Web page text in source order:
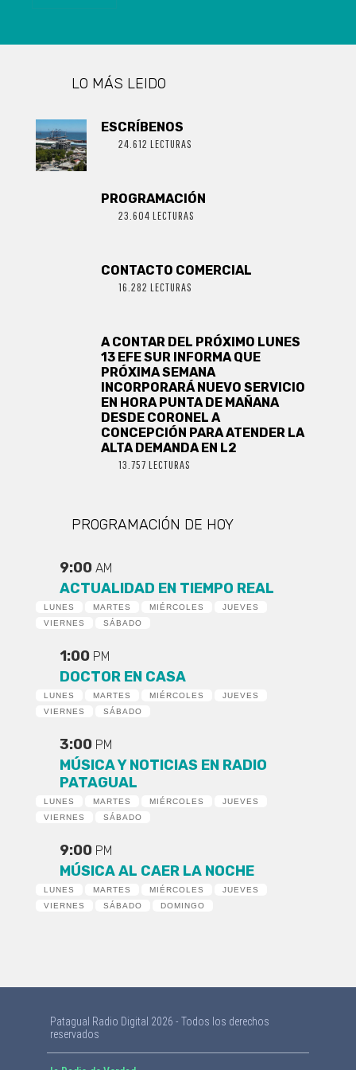
LO MÁS LEIDO
ESCRÍBENOS
24.612 LECTURAS
PROGRAMACIÓN
23.604 LECTURAS
CONTACTO COMERCIAL
16.282 LECTURAS
A CONTAR DEL PRÓXIMO LUNES
13 EFE SUR INFORMA QUE
PRÓXIMA SEMANA
INCORPORARÁ NUEVO SERVICIO
EN HORA PUNTA DE MAÑANA
DESDE CORONEL A
CONCEPCIÓN PARA ATENDER LA
ALTA DEMANDA EN L2
13.757 LECTURAS
PROGRAMACIÓN DE HOY
9:00 AM
ACTUALIDAD EN TIEMPO REAL
LUNES MARTES MIÉRCOLES
JUEVES
VIERNES
SÁBADO
1:00 PM
DOCTOR EN CASA
LUNES MARTES MIÉRCOLES
JUEVES
VIERNES
SÁBADO
3:00 PM
MÚSICA Y NOTICIAS EN RADIO
PATAGUAL
LUNES MARTES MIÉRCOLES
JUEVES
VIERNES
SÁBADO
9:00 PM
MÚSICA AL CAER LA NOCHE
LUNES MARTES MIÉRCOLES
JUEVES
VIERNES
SÁBADO DOMINGO
Patagual Radio Digital 2026 - Todos los derechos
reservados